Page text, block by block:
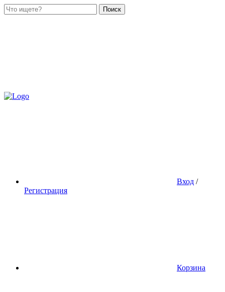
Поиск
Вход /
Регистрация
Корзина